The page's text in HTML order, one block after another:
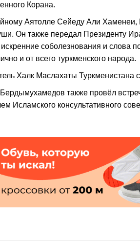
Корана.
Аятолле Сейеду Али
Он также передал Президенту
соболезнования и слова
и от всего туркменского народа.
Халк Маслахаты Туркменистана
также провёл
Исламского консультативного